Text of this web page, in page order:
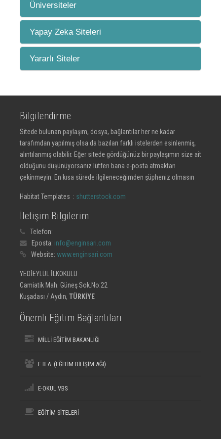
Üniversiteler
Yapay Zeka Siteleri
Yararlı Siteler
Bilgilendirme
Sitede bulunan paylaşım, dosya, bağlantılar her ne kadar
tarafımdan yapılmış olsa da bazıları farklı istelerden esinlenmiş,
alıntılanmış olabilir. Eğer sitede gördüğünüz bir paylaşımın size ait
olduğunu düşünüyorsanız lütfen bana e-posta atmaktan
çekinmeyin. En kısa sürede ilgileneceğimden şüpheniz olmasın
Habitat Templates : shutterstock.com
İletişim Bilgilerim
Telefon:
Eposta: info@enginsari.com
Website: www.enginsari.com
YEDİEYLÜL İLKOKULU
Camiatik Mah. Güneş Sok.No:22
Kuşadası / Aydın, TÜRKİYE
Önemli Eğitim Bağlantıları
MİLLİ EĞİTİM BAKANLIĞI
E.B.A. (EĞİTİM BİLİŞİM AĞI)
E-OKUL VBS
EĞİTİM SİTELERİ